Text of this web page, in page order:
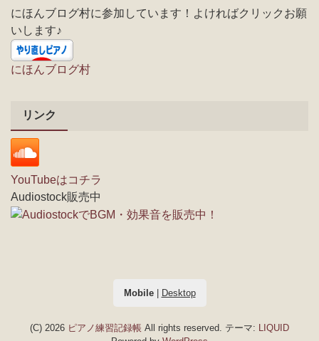
にほんブログ村に参加しています！よければクリックお願
いします♪
にほんブログ村
リンク
YouTubeはコチラ
Audiostock販売中
Mobile| Desktop
(C) 2026 ピアノ練習記録帳 All rights reserved. テーマ: LIQUID